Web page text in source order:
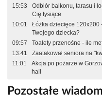
15:53
Odbiór balkonu, tarasu i
Cię tysiące
10:01
Łóżka dziecięce 120x200
Twojego dziecka?
09:57
Toalety przenośne - ile
13:41
Zaatakował seniora na
11:01
Akcja po pożarze w
hali
Pozostałe